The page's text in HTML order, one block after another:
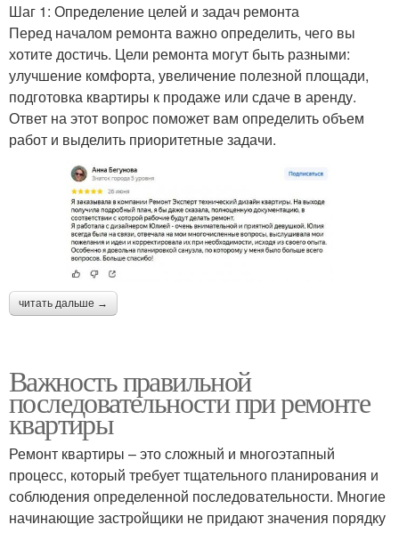
Шаг 1: Определение целей и задач ремонта
Перед началом ремонта важно определить, чего вы
хотите достичь. Цели ремонта могут быть разными:
улучшение комфорта, увеличение полезной площади,
подготовка квартиры к продаже или сдаче в аренду.
Ответ на этот вопрос поможет вам определить объем
работ и выделить приоритетные задачи.
читать дальше →
Важность правильной
последовательности при ремонте
квартиры
Ремонт квартиры – это сложный и многоэтапный
процесс, который требует тщательного планирования и
соблюдения определенной последовательности. Многие
начинающие застройщики не придают значения порядку